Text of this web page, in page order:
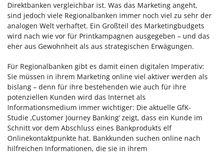
Direktbanken vergleichbar ist. Was das Marketing angeht,
sind jedoch viele Regionalbanken immer noch viel zu sehr der
analogen Welt verhaftet. Ein Großteil des Marketingbudgets
wird nach wie vor für Printkampagnen ausgegeben – und das
eher aus Gewohnheit als aus strategischen Erwägungen.
Für Regionalbanken gibt es damit einen digitalen Imperativ:
Sie müssen in ihrem Marketing online viel aktiver werden als
bislang – denn für ihre bestehenden wie auch für ihre
potenziellen Kunden wird das Internet als
Informationsmedium immer wichtiger: Die aktuelle GfK-
Studie ‚Customer Journey Banking‘ zeigt, dass ein Kunde im
Schnitt vor dem Abschluss eines Bankprodukts elf
Onlinekontaktpunkte hat. Bankkunden suchen online nach
hilfreichen Informationen, die sie in ihrem